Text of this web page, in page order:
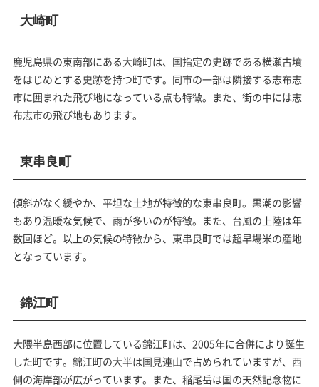
大崎町
鹿児島県の東南部にある大崎町は、国指定の史跡である横瀬古墳
をはじめとする史跡を持つ町です。同市の一部は隣接する志布志
市に囲まれた飛び地になっている点も特徴。また、街の中には志
布志市の飛び地もあります。
東串良町
傾斜がなく緩やか、平坦な土地が特徴的な東串良町。黒潮の影響
もあり温暖な気候で、雨が多いのが特徴。また、台風の上陸は年
数回ほど。以上の気候の特徴から、東串良町では超早場米の産地
となっています。
錦江町
大隈半島西部に位置している錦江町は、2005年に合併により誕生
した町です。錦江町の大半は国見連山で占められていますが、西
側の海岸部が広がっています。また、稲尾岳は国の天然記念物に